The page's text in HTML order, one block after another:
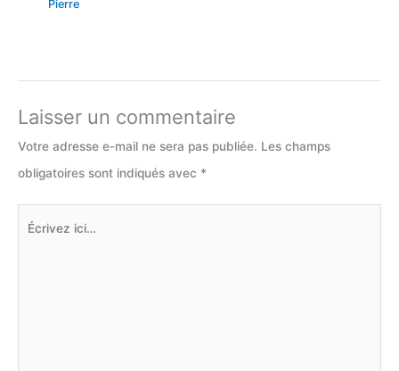
Pierre
Laisser un commentaire
Votre adresse e-mail ne sera pas publiée. Les champs
obligatoires sont indiqués avec *